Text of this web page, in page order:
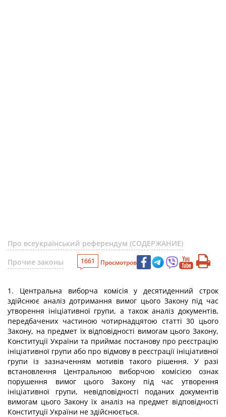
Про всеукраїнський референдум (СОДЕРЖАНИЕ)
Прочие законы
1661 Просмотров
1. Центральна виборча комісія у десятиденний строк
здійснює аналіз дотримання вимог цього Закону під час
утворення ініціативної групи, а також аналіз документів,
передбачених частиною чотирнадцятою статті 30 цього
Закону, на предмет їх відповідності вимогам цього Закону,
Конституції України та приймає постанову про реєстрацію
ініціативної групи або про відмову в реєстрації ініціативної
групи із зазначенням мотивів такого рішення. У разі
встановлення Центральною виборчою комісією ознак
порушення вимог цього Закону під час утворення
ініціативної групи, невідповідності поданих документів
вимогам цього Закону їх аналіз на предмет відповідності
Конституції України не здійснюється.